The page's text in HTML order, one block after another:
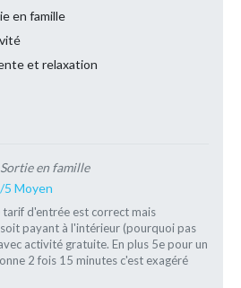
en famille
et relaxation
en famille
5 Moyen
tarif d'entrée est correct mais
payant à l'intérieur (pourquoi pas
activité gratuite. En plus 5e pour un
2 fois 15 minutes c'est exagéré